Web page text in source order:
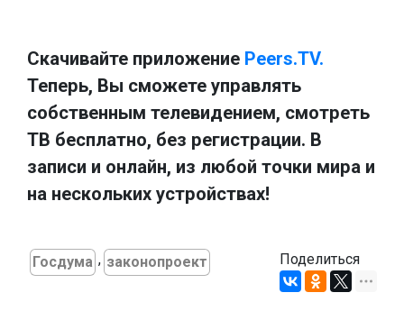
Скачивайте приложение Peers.TV.
Теперь, Вы сможете управлять
собственным телевидением, смотреть
ТВ бесплатно, без регистрации. В
записи и онлайн, из любой точки мира и
на нескольких устройствах!
Госдума , законопроект Поделиться